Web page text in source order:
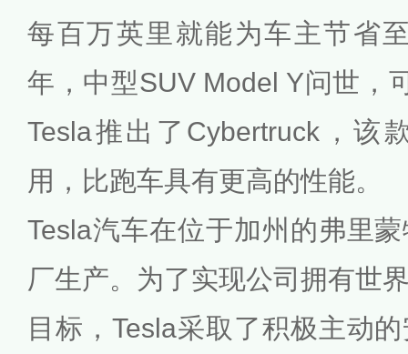
每百万英里就能为车主节省
年，中型SUV Model Y问世，
Tesla推出了Cybertruck，该
用，比跑车具有更高的性能。
Tesla汽车在位于加州的弗里
厂生产。为了实现公司拥有世
目标，Tesla采取了积极主动